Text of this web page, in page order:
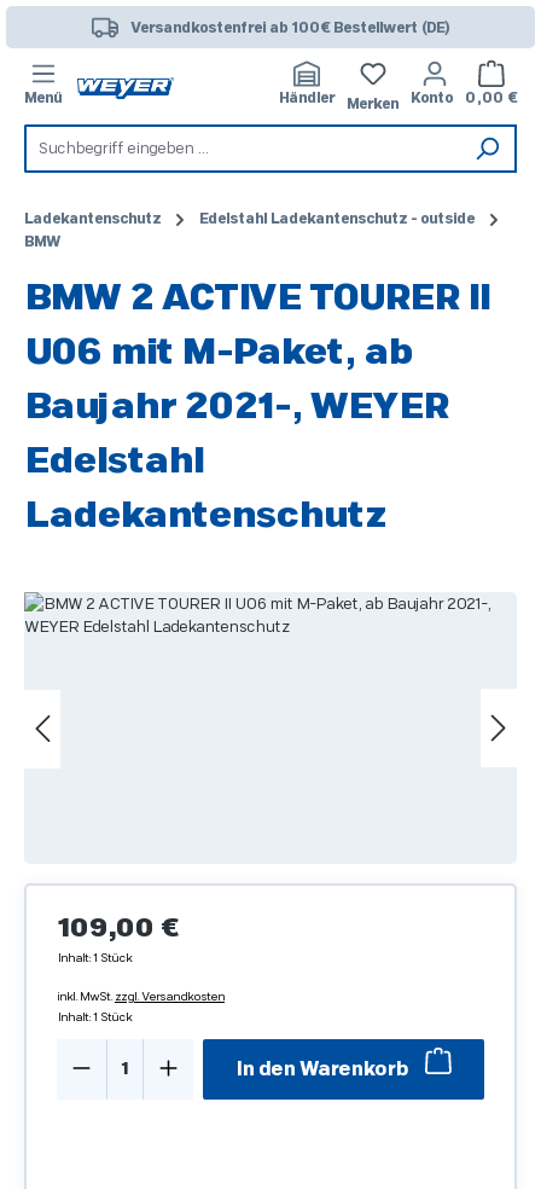
Zum Hauptinhalt springenVersandkostenfrei ab 100€ Bestellwert (DE)
Menü Händler Merken Konto 0,00 €
Ladekantenschutz
Edelstahl Ladekantenschutz - outside
BMW
BMW 2 ACTIVE TOURER II
U06 mit M-Paket, ab
Baujahr 2021-, WEYER
Edelstahl
Ladekantenschutz
Bildergalerie überspringen
Regulärer Preis:
109,00 €
Inhalt:1 Stück
inkl. MwSt. zzgl. Versandkosten
Inhalt:1 Stück
Produkt Anzahl: Gib den gewünschten
In den Warenkorb